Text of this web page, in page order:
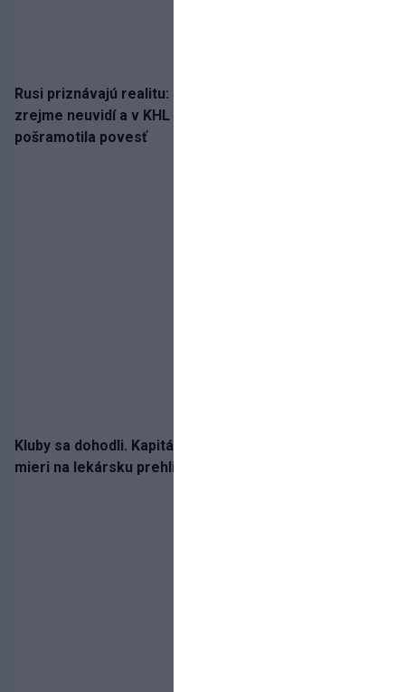
Rusi priznávajú realitu: Spartak milióny od Ružičku
zrejme neuvidí a v KHL si už nezahrá. Liga si
pošramotila povesť
Kluby sa dohodli. Kapitán Sparty Praha Lukáš Haraslín
mieri na lekársku prehliadku